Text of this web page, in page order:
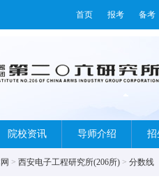
首页 报考 备考
院校资讯 导师介绍 招
> 西安电子工程研究所(206所) > 分数线